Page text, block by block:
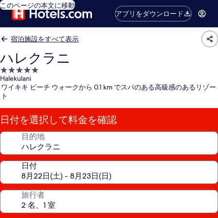
このページの本文に移動
アプリをダウンロード
宿泊施設をすべて表示
ハレクラニ
5.0
つ
星
宿
泊
施
設
Halekulani
ワイキキ ビーチ ウォークから 0.1 km でスパのある高級感のあるリゾー
ト
日付を選択して料金を確認
目的地
日付
旅行者